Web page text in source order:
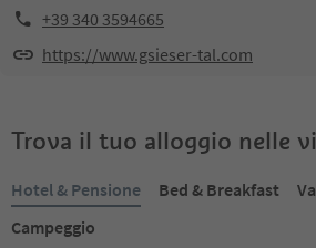
+39 340 3594665
https://www.gsieser-tal.com
Trova il tuo alloggio nelle
Hotel & Pensione Bed & Breakfast
Campeggio